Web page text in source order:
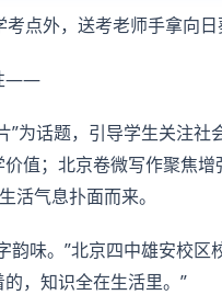
点外，送考老师手拿向
——
为话题，引导学生关注
值；北京卷微写作聚焦
气息扑面而来。
韵味。”北京四中雄安校
，知识全在生活里。”